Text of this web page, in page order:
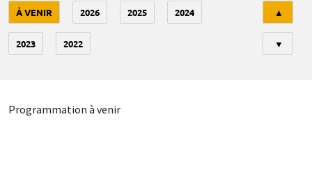
À VENIR 2026 2025 2024
2023 2022
▲
▼
Programmation à venir